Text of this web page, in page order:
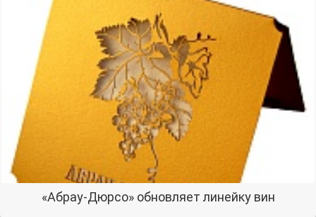
«Абрау-Дюрсо» обновляет линейку вин